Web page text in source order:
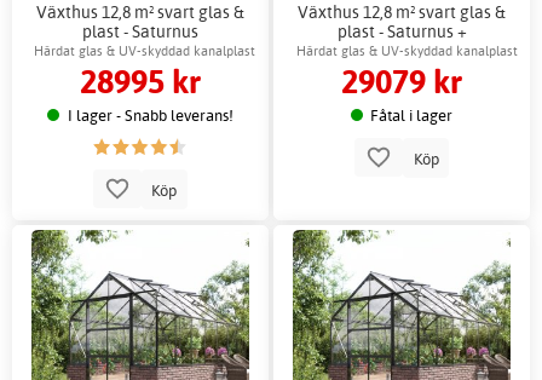
Växthus 12,8 m² svart glas &
plast - Saturnus
Härdat glas & UV-skyddad kanalplast
28995 kr
I lager - Snabb leverans!
Köp
Växthus 12,8 m² svart glas &
plast - Saturnus +
Växthustillbehör
Härdat glas & UV-skyddad kanalplast
29079 kr
Fåtal i lager
Köp